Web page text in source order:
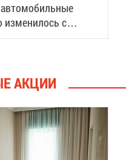
изменилось с
АКЦИИ